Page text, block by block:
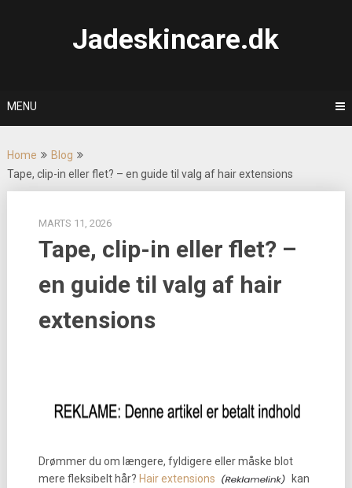
Jadeskincare.dk
MENU
Home
Blog
Tape, clip-in eller flet? – en guide til valg af hair extensions
MARTS 11, 2026
Tape, clip-in eller flet? –
en guide til valg af hair
extensions
Drømmer du om længere, fyldigere eller måske blot
mere fleksibelt hår? Hair extensions
kan